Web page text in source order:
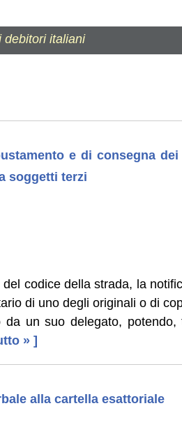
debitori italiani
e di consegna
soggetti terzi
codice della strada, la
di uno degli originali o di
un suo delegato, potendo,
» ]
alla cartella esattoriale